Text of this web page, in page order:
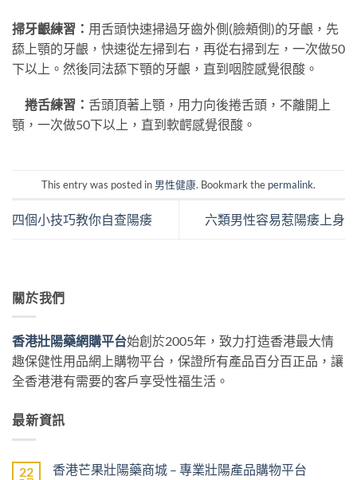
掃牙齦練習： 用舌頭快速掃過牙齒外側(臉頰側)的牙齦，先
舔上顎的牙齦，快速從左掃到右，再從右掃到左，一次做50
下以上。然後同法舔下顎的牙齦，直到咽腔感覺很酸。
捲舌練習： 舌頭頂著上顎，用力向後捲舌頭，不離開上
顎，一次做50下以上，直到軟齶感覺很酸。
This entry was posted in 男性健康. Bookmark the permalink.
四個小技巧教你自查陽痿 六類男性容易惹陽痿上身
關於我們
香港壯陽藥網購平台始創於2005年，致力打造香港最大情
趣保健性用品網上購物平台，保證所有產品百分百正品，讓
全香港港有需要的客戶享受性福生活。
最新資訊
22 香港芒果壯陽藥商城 – 專業壯陽產品購物平台